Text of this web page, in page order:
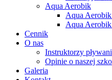
Aqua Aerobik
Aqua
Aqua
Cennik
O nas
Instruktorzy
Opinie o naszej
Galeria